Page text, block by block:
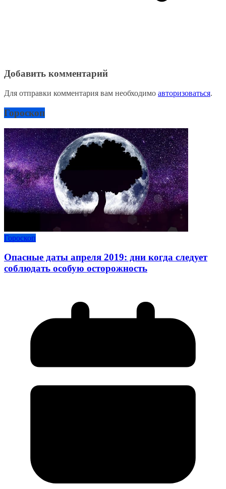
Добавить комментарий
Для отправки комментария вам необходимо авторизоваться.
Гороскоп
Гороскоп
Опасные даты апреля 2019: дни когда следует
соблюдать особую осторожность